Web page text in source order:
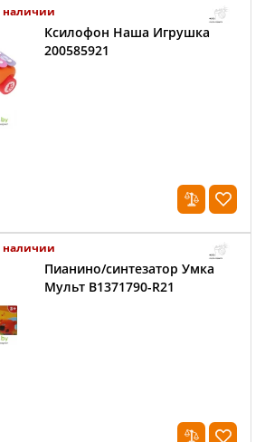
наличии
Ксилофон Наша Игрушка
200585921
наличии
Пианино/синтезатор Умка
Мульт B1371790-R21